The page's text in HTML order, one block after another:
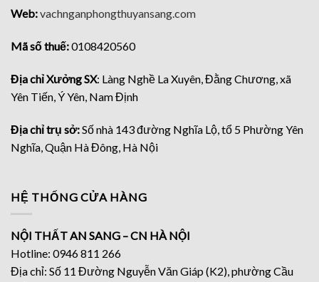
Web:vachnganphongthuyansang.com
Mã số thuế:0108420560
Địa chỉ Xưởng SX: Làng Nghề La Xuyên, Đằng Chương, xã
Yên Tiến, Ý Yên, Nam Định
Địa chỉ trụ sở:Số nhà 143 đường Nghĩa Lộ, tổ 5 Phường Yên
Nghĩa, Quận Hà Đông, Hà Nội
HỆ THỐNG CỬA HÀNG
NỘI THẤT AN SANG – CN HÀ NỘI
Hotline: 0946 811 266
Địa chỉ: Số 11 Đường Nguyễn Văn Giáp (K2), phường Cầu